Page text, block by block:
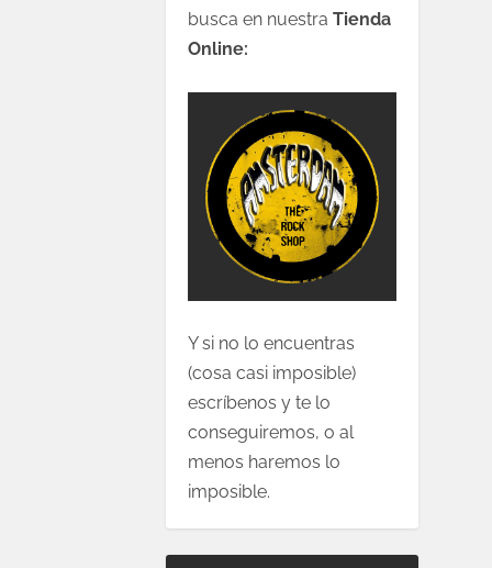
busca en nuestra Tienda
Online:
Y si no lo encuentras
(cosa casi imposible)
escríbenos y te lo
conseguiremos, o al
menos haremos lo
imposible.